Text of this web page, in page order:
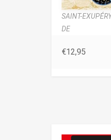
SAINT-
DE
€12,95